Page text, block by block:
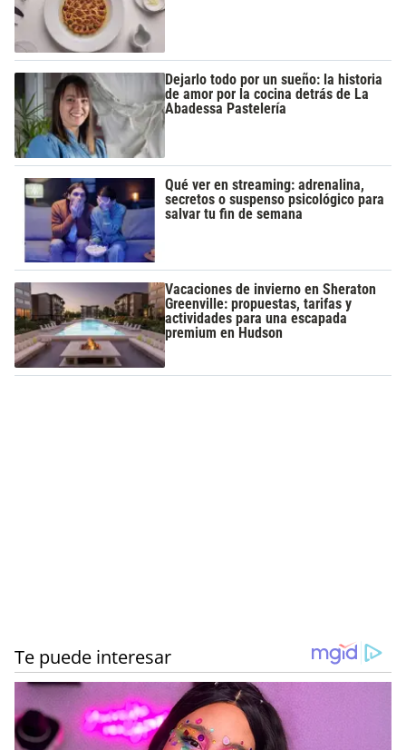
Dejarlo todo por un sueño: la historia
de amor por la cocina detrás de La
Abadessa Pastelería
Qué ver en streaming: adrenalina,
secretos o suspenso psicológico para
salvar tu fin de semana
Vacaciones de invierno en Sheraton
Greenville: propuestas, tarifas y
actividades para una escapada
premium en Hudson